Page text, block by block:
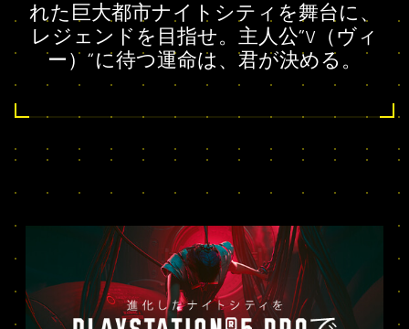
れた巨大都市ナイトシティを舞台に、
レジェンドを目指せ。主人公“V（ヴィ
ー）”に待つ運命は、君が決める。